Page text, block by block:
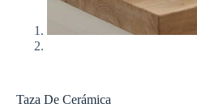
Taza De Cerámica